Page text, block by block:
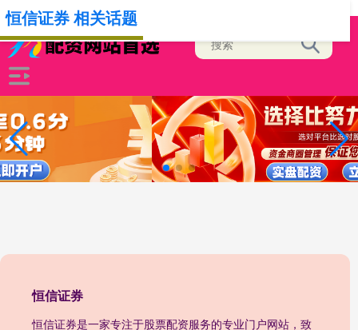
-->
恒信证券
恒信证券是一家专注于股票配资服务的专业门户网站，致
恒信证券 相关话题